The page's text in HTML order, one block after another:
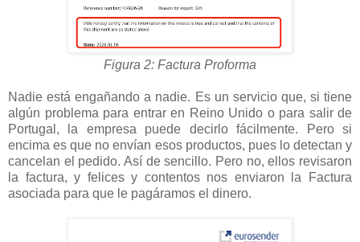
Figura 2: Factura Proforma
Nadie está engañando a nadie. Es un servicio que, si tiene
algún problema para entrar en Reino Unido o para salir de
Portugal, la empresa puede decirlo fácilmente. Pero si
encima es que no envían esos productos, pues lo detectan y
cancelan el pedido. Así de sencillo. Pero no, ellos revisaron
la factura, y felices y contentos nos enviaron la Factura
asociada para que le pagáramos el dinero.